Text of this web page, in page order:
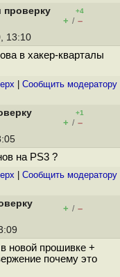
проверку
+4
+ / –
13:10
в хакер-кварталы
Cообщить модератору
+1
+ / –
на PS3 ?
Cообщить модератору
+ / –
новой прошивке +
почему это